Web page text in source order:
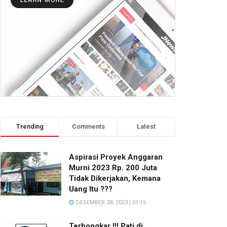
Trending Comments Latest
Aspirasi Proyek Anggaran
Murni 2023 Rp. 200 Juta
Tidak Dikerjakan, Kemana
Uang Itu ???
DESEMBER 28, 2023 | 01:15